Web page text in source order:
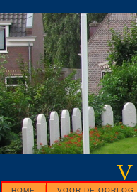
HOME VOOR DE OORLOG